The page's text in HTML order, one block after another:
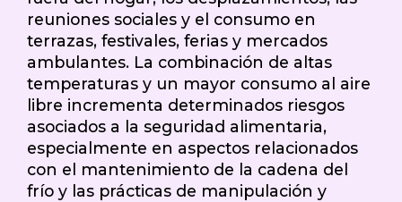
reuniones sociales y el consumo en
terrazas, festivales, ferias y mercados
ambulantes. La combinación de altas
temperaturas y un mayor consumo al aire
libre incrementa determinados riesgos
asociados a la seguridad alimentaria,
especialmente en aspectos relacionados
con el mantenimiento de la cadena del
frío y las prácticas de manipulación y